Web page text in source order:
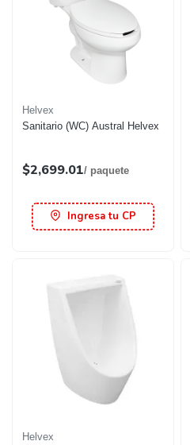
Helvex
Sanitario (WC) Austral Helvex
$2,699.01/ paquete
Ingresa tu CP
Helvex